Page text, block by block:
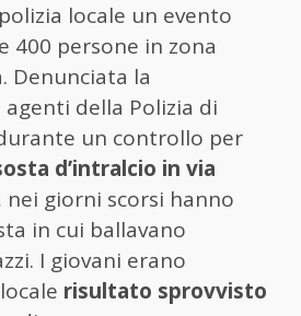
locale un evento
400 persone in zona
Denunciata la
agenti della Polizia di
un controllo per
d’intralcio in via
nei giorni scorsi hanno
in cui ballavano
I giovani erano
risultato sprovvisto